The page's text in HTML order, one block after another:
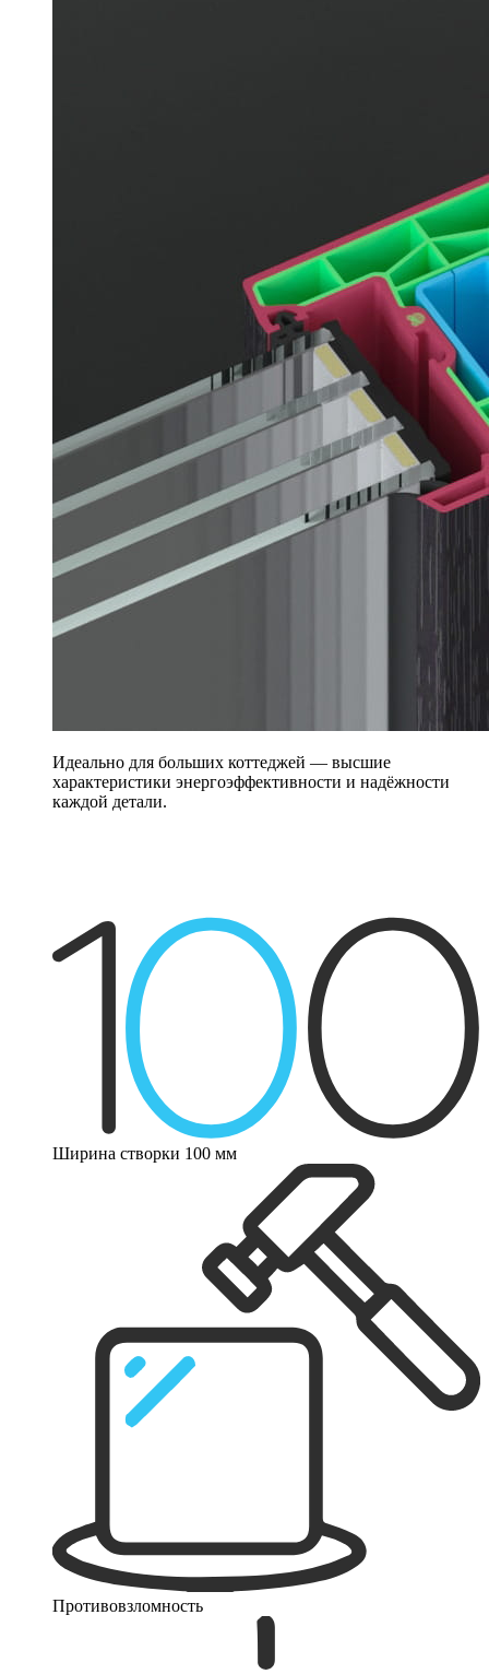
Идеально для больших коттеджей — высшие
характеристики энергоэффективности и надёжности
каждой детали.
Ширина створки 100 мм
Противовзломность